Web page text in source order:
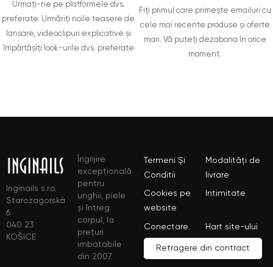
Urmați-ne pe platformele dvs.
preferate. Urmăriți noile teasere de
lansare, videoclipuri explicative și
împărtășiți look-urile dvs. preferate
Fiți primul care primește emailuri cu
cele mai recente produse și oferte
mari. Vă puteți dezabona în orice
moment.
Inginails s.r.o.
Starozagorská
6
040 23
KOŠICE
Îngrijire
excepțională
pentru
unghii, piele
și întreg
corpul, la
prețuri
imbatabile
din 2007
Termeni Și
Conditii
Modalități de
livrare
Cookies pe
website
Intimitate
Conectare Hart site-ului
Retragere din contract